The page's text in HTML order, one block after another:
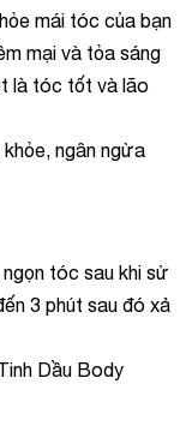
mái tóc của bạn
mại và tỏa sáng
là tóc tốt và lão
ngân ngừa
tóc sau khi sử
3 phút sau đó xả
Dầu Body